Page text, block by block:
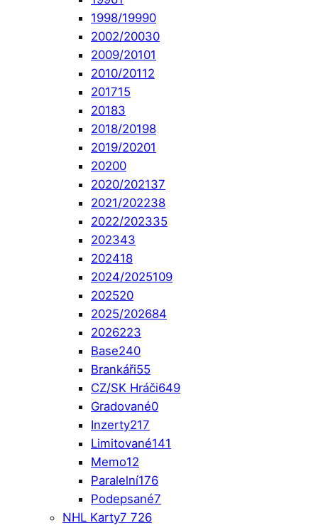
1998/19990
2002/20030
2009/20101
2010/20112
201715
20183
2018/20198
2019/20201
20200
2020/202137
2021/202238
2022/202335
202343
202418
2024/2025109
202520
2025/202684
2026223
Base240
Brankáři55
CZ/SK Hráči649
Gradované0
Inzerty217
Limitované141
Memo12
Paralelní176
Podepsané7
NHL Karty7 726